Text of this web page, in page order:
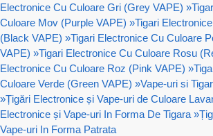
Electronice Cu Culoare Gri (Grey VAPE) »
Culoare Mov (Purple VAPE) »Tigari
(Black VAPE) »Tigari Electronice Cu Culoare
VAPE) »Tigari Electronice Cu Culoare Rosu
Electronice Cu Culoare Roz (Pink VAPE) »
Culoare Verde (Green VAPE) »Vape-uri si
»Țigări Electronice și Vape-uri de Culoare
Electronice și Vape-uri In Forma De Tigara »
Vape-uri In Forma Patrata